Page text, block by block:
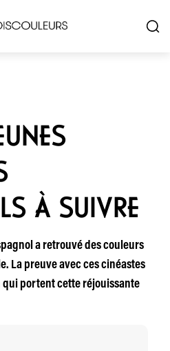
À SUIVRE
a retrouvé des couleurs
La preuve avec ces cinéastes
portent cette réjouissante